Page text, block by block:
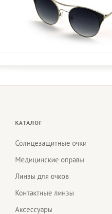
КАТАЛОГ
Солнцезащитные очки
Медицинские оправы
Линзы для очков
Контактные линзы
Аксессуары